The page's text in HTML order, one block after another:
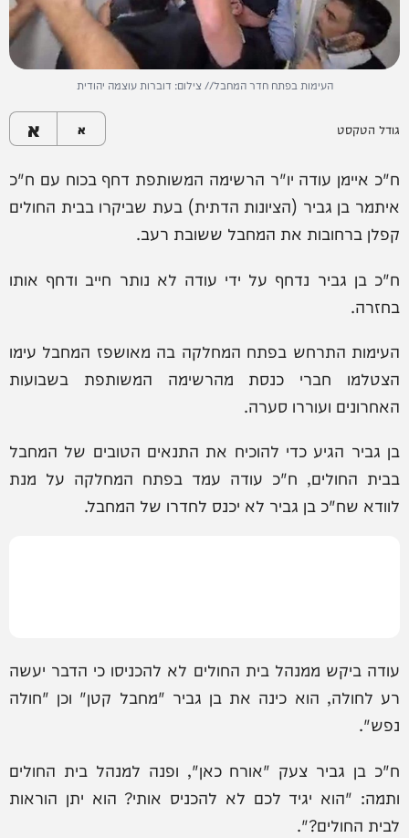
העימות בפתח חדר המחבל// צילום: דוברות עוצמה יהודית
גודל הטקסט א א
ח"כ איימן עודה יו"ר הרשימה המשותפת דחף בכוח עם ח"כ
איתמר בן גביר (הציונות הדתית) בעת שביקרו בבית החולים
קפלן ברחובות את המחבל ששובת רעב.
ח"כ בן גביר נדחף על ידי עודה לא נותר חייב ודחף אותו
בחזרה.
העימות התרחש בפתח המחלקה בה מאושפז המחבל עימו
הצטלמו חברי כנסת מהרשימה המשותפת בשבועות
האחרונים ועוררו סערה.
בן גביר הגיע כדי להוכיח את התנאים הטובים של המחבל
בבית החולים, ח"כ עודה עמד בפתח המחלקה על מנת
לוודא שח"כ בן גביר לא יכנס לחדרו של המחבל.
עודה ביקש ממנהל בית החולים לא להכניסו כי הדבר יעשה
רע לחולה, הוא כינה את בן גביר "מחבל קטן" וכן "חולה
נפש".
ח"כ בן גביר צעק "אורח כאן", ופנה למנהל בית החולים
ותמה: "הוא יגיד לכם לא להכניס אותי? הוא יתן הוראות
לבית החולים?".